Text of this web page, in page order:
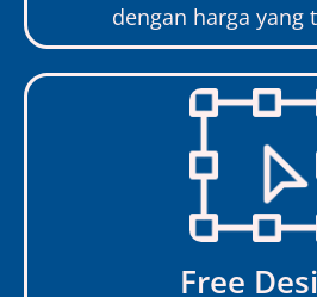
dengan harga yang
Free